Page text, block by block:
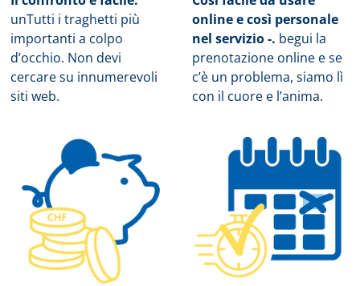
unTutti i traghetti più
importanti a colpo
d’occhio. Non devi
cercare su innumerevoli
siti web.
online e così personale
nel servizio -. begui la
prenotazione online e se
c’è un problema, siamo lì
con il cuore e l’anima.